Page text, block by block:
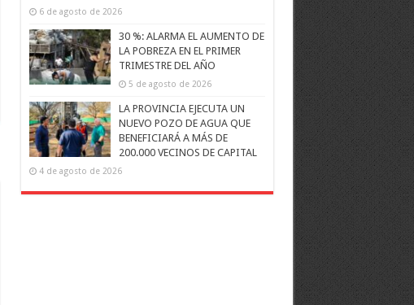
6 de agosto de 2026
30 %: ALARMA EL AUMENTO DE
LA POBREZA EN EL PRIMER
TRIMESTRE DEL AÑO
5 de agosto de 2026
LA PROVINCIA EJECUTA UN
NUEVO POZO DE AGUA QUE
BENEFICIARÁ A MÁS DE
200.000 VECINOS DE CAPITAL
4 de agosto de 2026